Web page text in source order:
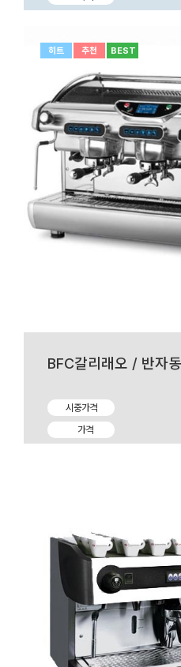
BFC갈리래오 / 반자
시중가격
가격
히트 추천 BEST